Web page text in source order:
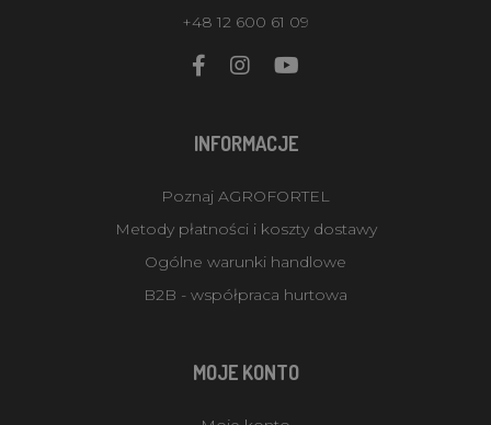
+48 12 600 61 09
INFORMACJE
Poznaj AGROFORTEL
Metody płatności i koszty dostawy
Ogólne warunki handlowe
B2B - współpraca hurtowa
MOJE KONTO